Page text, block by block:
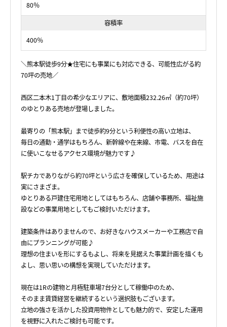
80％
容積率
400％
＼熊本駅徒歩9分★住宅にも事業にも対応できる、可能性広がる約
70坪の売地／
西区二本木1丁目の希少なエリアに、敷地面積232.26㎡（約70坪）
のゆとりある売地が登場しました。
最寄りの「熊本駅」まで徒歩約9分という利便性の高い立地は、
毎日の通勤・通学はもちろん、新幹線や在来線、市電、バスを自在
に使いこなせるアクセス環境が魅力です♪
駅チカでありながら約70坪という広さを確保しているため、用途は
実にさまざま。
ゆとりある戸建住宅用地としてはもちろん、店舗や事務所、福祉施
設などの事業用地としてもご検討いただけます。
建築条件はありませんので、お好きなハウスメーカーや工務店で自
由にプランニングが可能♪
理想の住まいを形にするもよし、将来を見据えた事業計画を描くも
よし、思い思いの構想を実現していただけます。
現在は1Rの建物と月極駐車場7台分として稼働中のため、
そのまま賃貸経営を継続するという選択肢もございます。
立地の強さを活かした投資用物件としても魅力的で、安定した運用
を視野に入れたご検討も可能です。